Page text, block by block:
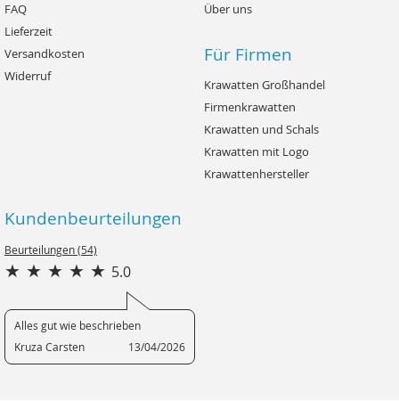
FAQ
Lieferzeit
Versandkosten
Widerruf
Über uns
Für Firmen
Krawatten Großhandel
Firmenkrawatten
Krawatten und Schals
Krawatten mit Logo
Krawattenhersteller
Kundenbeurteilungen
Beurteilungen (54)
5.0
Alles gut wie beschrieben
Kruza Carsten
13/04/2026